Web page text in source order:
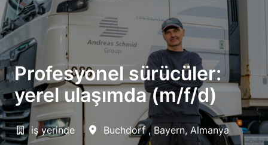
Profesyonel sürücüler:
yerel ulaşımda (m/f/d)
iş yerinde Buchdorf, Bayern, Almanya